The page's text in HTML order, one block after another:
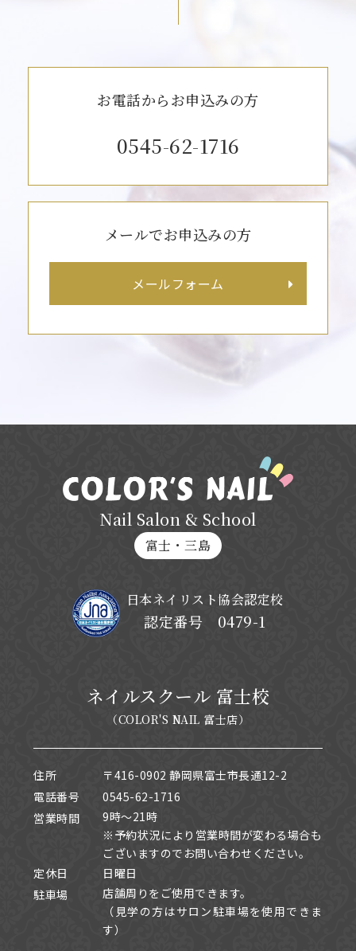
お電話からお申込みの方
0545-62-1716
メールでお申込みの方
メールフォーム
Nail Salon & School
富士・三島
日本ネイリスト協会認定校
認定番号 0479-1
ネイルスクール 富士校
（COLOR'S NAIL 富士店）
住所
〒416-0902 静岡県富士市長通12-2
電話番号
0545-62-1716
営業時間
9時～21時
※予約状況により営業時間が変わる場合も
ございますのでお問い合わせください。
定休日
日曜日
駐車場
店舗周りをご使用できます。
（見学の方はサロン駐車場を使用できま
す）